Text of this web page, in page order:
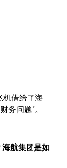
机借给了海
务问题”。
航集团是如